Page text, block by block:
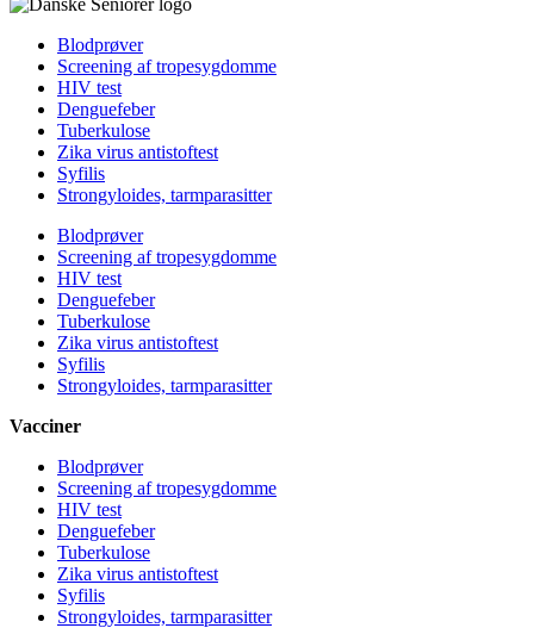
Blodprøver
Screening af tropesygdomme
HIV test
Denguefeber
Tuberkulose
Zika virus antistoftest
Syfilis
Strongyloides, tarmparasitter
Blodprøver
Screening af tropesygdomme
HIV test
Denguefeber
Tuberkulose
Zika virus antistoftest
Syfilis
Strongyloides, tarmparasitter
Vacciner
Blodprøver
Screening af tropesygdomme
HIV test
Denguefeber
Tuberkulose
Zika virus antistoftest
Syfilis
Strongyloides, tarmparasitter